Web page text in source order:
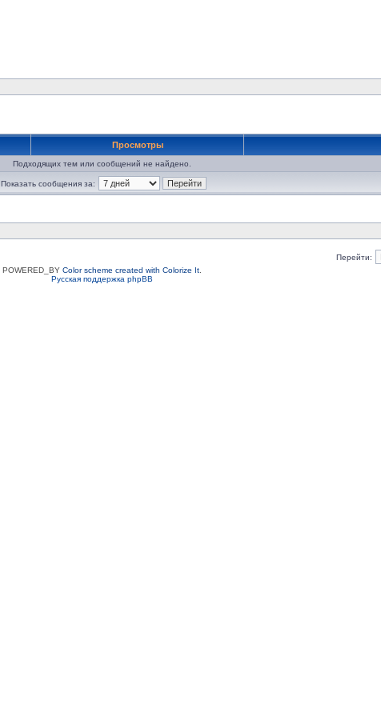
Просмотры
Подходящих тем или сообщений не найдено.
Показать сообщения за:
Перейти:
POWERED_BY Color scheme created with Colorize It.
Русская поддержка phpBB